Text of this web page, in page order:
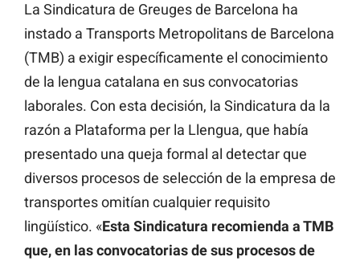
La Sindicatura de Greuges de Barcelona ha
instado a Transports Metropolitans de Barcelona
(TMB) a exigir específicamente el conocimiento
de la lengua catalana en sus convocatorias
laborales. Con esta decisión, la Sindicatura da la
razón a Plataforma per la Llengua, que había
presentado una queja formal al detectar que
diversos procesos de selección de la empresa de
transportes omitían cualquier requisito
lingüístico. «Esta Sindicatura recomienda a TMB
que, en las convocatorias de sus procesos de